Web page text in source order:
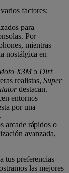
factores:
para
Por
mientras
nostálgica en
X3Mo Dirt
realistas, Super
destacan.
entornos
por una
arcade rápidos o
avanzada,
tus preferencias
las mejores